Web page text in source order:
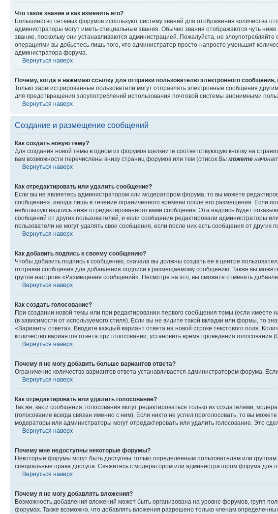
Что такое звание и как изменить его?
Большинство сетевых форумов используют систему званий для отображения количества
администраторы могут иметь специальные звания. Обычно звания отображаются чуть
звание, поскольку они устанавливаются администрацией. Пожалуйста, не
операциями вы добьетесь лишь того, что администратор просто-напросто уменьшит
администратора форума.
Вернуться наверх
Почему, когда я нажимаю ссылку для отправки пользователю электронного сообщения,
Только зарегистрированные пользователи могут отправлять электронные сообщения
для предотвращения злоупотреблений использования почтовой системы анонимными
Вернуться наверх
Создание и размещение сообщений
Как создать новую тему?
Для создания новой темы в одном из форумов щелкните соответствующую кнопку на
вам возможности перечислены внизу страниц форумов или тем (список Вы можете
Вернуться наверх
Как отредактировать или удалить сообщение?
Если вы не являетесь администратором или модератором форума, то вы можете
сообщение», иногда лишь в течение ограниченного времени после его размещения. Если
небольшую надпись ниже отредактированного вами сообщения. Эта надпись будет
сообщений от других пользователей, и если сообщение редактировали администраторы
пользователи не могут удалять свои сообщения, если после них есть сообщения от других
Вернуться наверх
Как добавить подпись к своему сообщению?
Чтобы добавить подпись к сообщению, сначала вы должны создать ее в центре
отправки сообщения для добавления подписи к размещаемому сообщению. Также вы
группе настроек «Размещение сообщений». Несмотря на это, вы сможете отменять
Вернуться наверх
Как создать голосование?
При создании новой темы или при редактировании первого сообщения темы (если
(в зависимости от используемого стиля). Если вы не видите такой вкладки или формы, то
«Варианты ответа». Вводите каждый вариант ответа на новой строке текстового поля.
количество вариантов ответа при голосовании, установить время проведения
Вернуться наверх
Почему я не могу добавить больше вариантов ответа?
Ограничение количества вариантов ответа устанавливается администратором форума.
Вернуться наверх
Как отредактировать или удалить голосование?
Так же, как и сообщения, голосования могут редактироваться только их создателями,
(голосование всегда связан именно с ним). Если никто не успел проголосовать, то вы
модераторы или администраторы могут отредактировать или удалить голосование. Это
Вернуться наверх
Почему мне недоступны некоторые форумы?
Некоторые форумы могут быть доступны только определенным пользователям или
специальные права доступа. Свяжитесь с модератором или администратором форума для
Вернуться наверх
Почему я не могу добавлять вложения?
Возможность добавления вложений может быть организована на уровне форумов, групп
форумах. Также возможно, что добавлять вложения разрешено только членам